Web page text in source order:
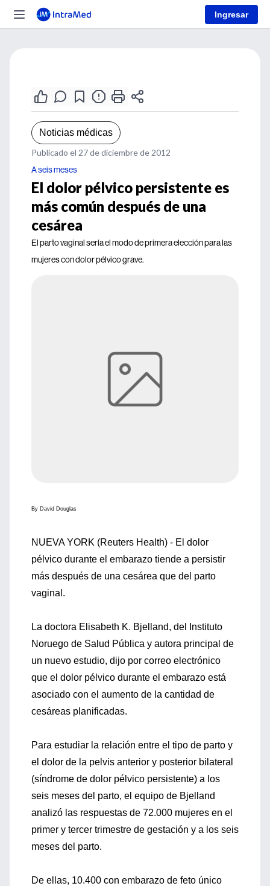
Ingresar
Noticias médicas
Publicado el 27 de diciembre de 2012
A seis meses
El dolor pélvico persistente es
más común después de una
cesárea
El parto vaginal sería el modo de primera elección para las
mujeres con dolor pélvico grave.
By David Douglas
NUEVA YORK (Reuters Health) - El dolor
pélvico durante el embarazo tiende a persistir
más después de una cesárea que del parto
vaginal.
La doctora Elisabeth K. Bjelland, del Instituto
Noruego de Salud Pública y autora principal de
un nuevo estudio, dijo por correo electrónico
que el dolor pélvico durante el embarazo está
asociado con el aumento de la cantidad de
cesáreas planificadas.
Para estudiar la relación entre el tipo de parto y
el dolor de la pelvis anterior y posterior bilateral
(síndrome de dolor pélvico persistente) a los
seis meses del parto, el equipo de Bjelland
analizó las respuestas de 72.000 mujeres en el
primer y tercer trimestre de gestación y a los seis
meses del parto.
De ellas, 10.400 con embarazo de feto único